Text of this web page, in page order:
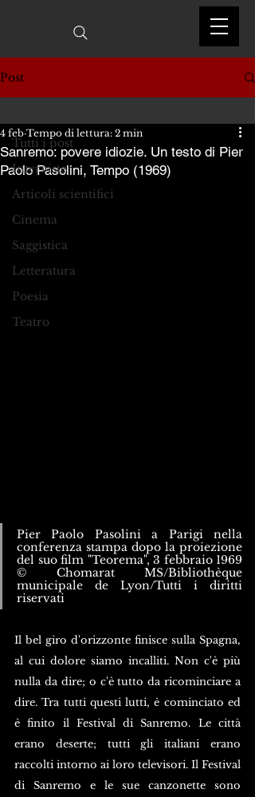
Post
Tutti i post
Interviste
Articoli scientifici
Cinema
Saggistica
Letteratura
Poesia
Teatro
Sanremo: povere idiozie. Un testo di Pier
Paolo Pasolini, Tempo (1969)
4 feb Tempo di lettura: 2 min
Pier Paolo Pasolini a Parigi nella
conferenza stampa dopo la proiezione
del suo film "Teorema", 3 febbraio 1969
© Chomarat MS/Bibliothèque
municipale de Lyon/Tutti i diritti
riservati
Il bel giro d'orizzonte finisce sulla Spagna,
al cui dolore siamo incalliti. Non c'è più
nulla da dire; o c'è tutto da ricominciare a
dire. Tra tutti questi lutti, è cominciato ed
è finito il Festival di Sanremo. Le città
erano deserte; tutti gli italiani erano
raccolti intorno ai loro televisori. Il Festival
di Sanremo e le sue canzonette sono